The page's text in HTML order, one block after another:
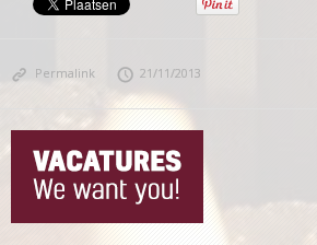
Permalink 21/11/2013